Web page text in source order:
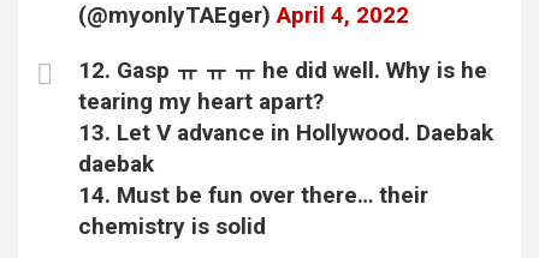
(@myonlyTAEger)April 4, 2022
12. Gasp ㅠ ㅠ ㅠ he did well. Why is he
tearing my heart apart?
13. Let V advance in Hollywood. Daebak
daebak
14. Must be fun over there… their
chemistry is solid